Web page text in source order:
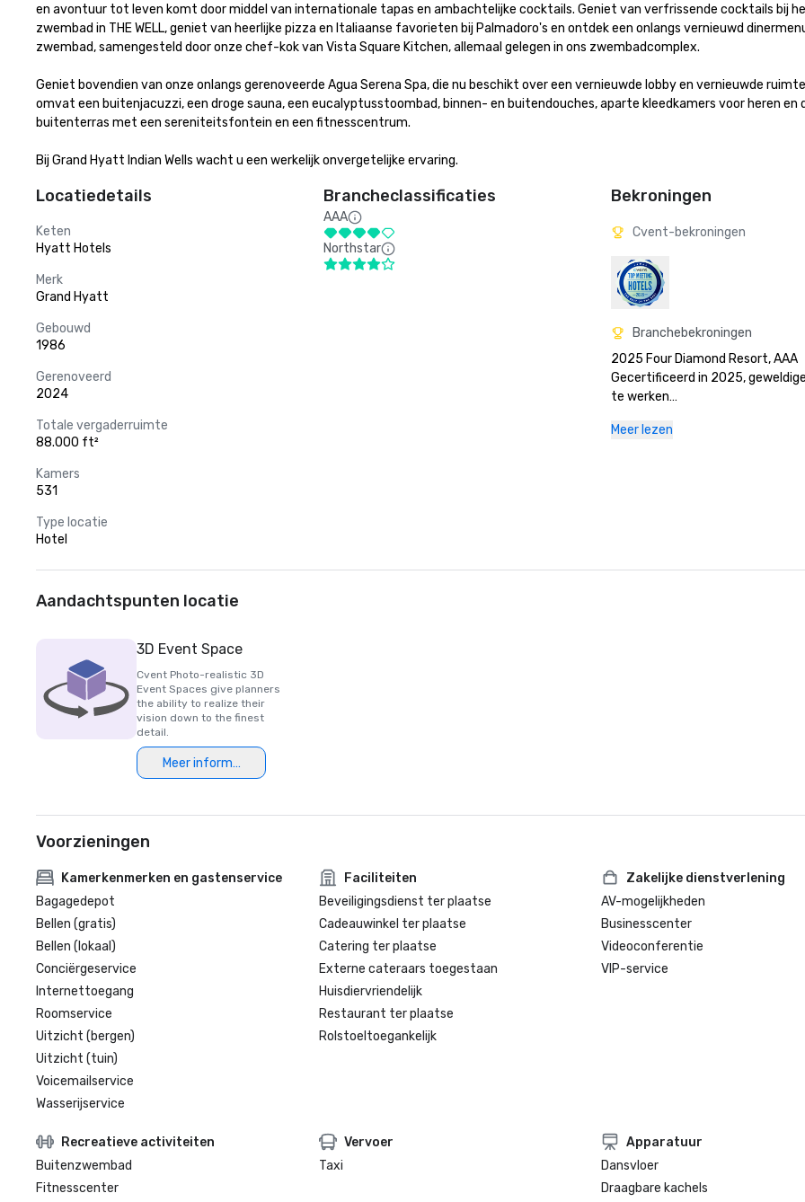
en avontuur tot leven komt door middel van internationale tapas en ambachtelijke cocktails. Geniet van verfrissende cocktails bij
zwembad in THE WELL, geniet van heerlijke pizza en Italiaanse favorieten bij Palmadoro's en ontdek een onlangs vernieuwd
zwembad, samengesteld door onze chef-kok van Vista Square Kitchen, allemaal gelegen in ons zwembadcomplex.
Geniet bovendien van onze onlangs gerenoveerde Agua Serena Spa, die nu beschikt over een vernieuwde lobby en vernieuwde
omvat een buitenjacuzzi, een droge sauna, een eucalyptusstoombad, binnen- en buitendouches, aparte kleedkamers voor heren en
buitenterras met een sereniteitsfontein en een fitnesscentrum.
Bij Grand Hyatt Indian Wells wacht u een werkelijk onvergetelijke ervaring.
Locatiedetails
Keten
Hyatt Hotels
Merk
Grand Hyatt
Gebouwd
1986
Gerenoveerd
2024
Totale vergaderruimte
88.000 ft²
Kamers
531
Type locatie
Hotel
Brancheclassificaties
AAA
Northstar
Bekroningen
Cvent-bekroningen
Branchebekroningen
2025 Four Diamond Resort, AAA
Gecertificeerd in 2025,
te werken
2025 100 beste bedrijven om
voorzieningen en #1 Spa, City of
Meer lezen
Aandachtspunten locatie
3D Event Space
Cvent Photo-realistic 3D
Event Spaces give planners
the ability to realize their
vision down to the finest
detail.
Meer informatie
Voorzieningen
Kamerkenmerken en gastenservice
Bagagedepot
Bellen (gratis)
Bellen (lokaal)
Conciërgeservice
Internettoegang
Roomservice
Uitzicht (bergen)
Uitzicht (tuin)
Voicemailservice
Wasserijservice
Faciliteiten
Beveiligingsdienst ter plaatse
Cadeauwinkel ter plaatse
Catering ter plaatse
Externe cateraars toegestaan
Huisdiervriendelijk
Restaurant ter plaatse
Rolstoeltoegankelijk
Zakelijke dienstverlening
AV-mogelijkheden
Businesscenter
Videoconferentie
VIP-service
Recreatieve activiteiten
Buitenzwembad
Fitnesscenter
Vervoer
Taxi
Apparatuur
Dansvloer
Draagbare kachels